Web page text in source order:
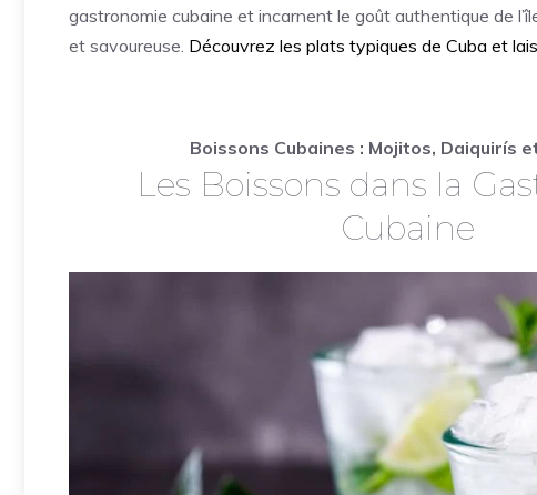
gastronomie cubaine et incarnent le goût authentique de
et savoureuse. Découvrez les plats typiques de Cuba et
Boissons Cubaines : Mojitos, Daiquirís
Les Boissons dans la
Cubaine